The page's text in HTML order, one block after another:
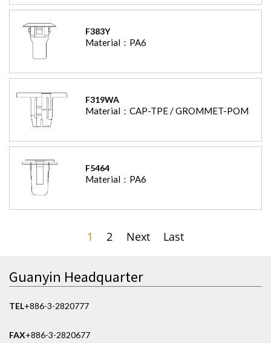
F383Y
Material： PA6
F319WA
Material： CAP-TPE / GROMMET-POM
F5464
Material： PA6
1 2 Next Last
Guanyin Headquarter
TEL+886-3-2820777
FAX+886-3-2820677